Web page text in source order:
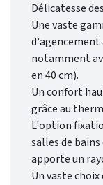
Délicatesse
Une vaste
d'agencement
notamment
en 40 cm).
Un confort
grâce au
L'option
salles de
apporte un
Un vaste